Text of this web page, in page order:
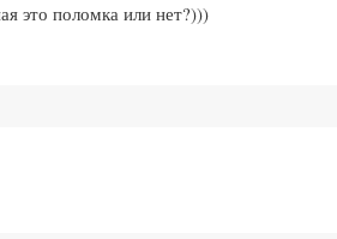
это поломка или нет?)))